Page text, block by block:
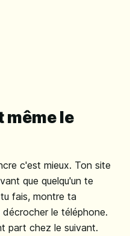
même le
c'est mieux. Ton site
que quelqu'un te
fais, montre ta
le téléphone.
part chez le suivant.